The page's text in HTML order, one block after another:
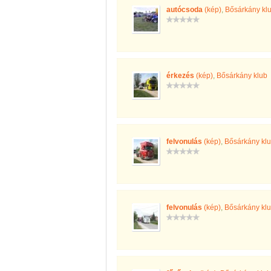
autócsoda (kép), Bősárkány
érkezés (kép), Bősárkány klub
felvonulás (kép), Bősárkány
felvonulás (kép), Bősárkány